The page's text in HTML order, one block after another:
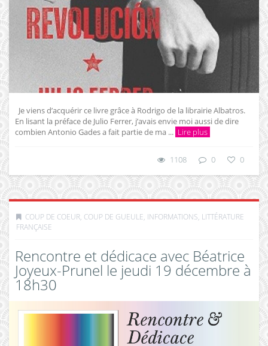
Je viens d’acquérir ce livre grâce à Rodrigo de la librairie Albatros.
En lisant la préface de Julio Ferrer, j’avais envie moi aussi de dire
combien Antonio Gades a fait partie de ma ... Lire plus
1108 0 0
COUP DE COEUR, COUP DE GUEULE, INFORMATIONS, LITTÉRATURE
FRANÇAISE
Rencontre et dédicace avec Béatrice
Joyeux-Prunel le jeudi 19 décembre à
18h30